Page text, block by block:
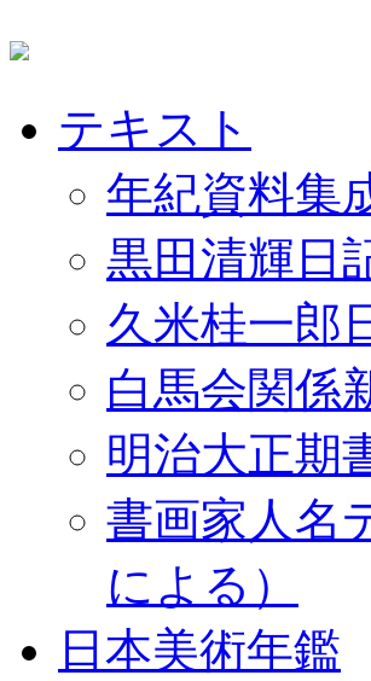
テキスト
年紀資料集
黒田清輝日
久米桂一郎
白馬会関係
明治大正期
書画家人名
による）
日本美術年鑑